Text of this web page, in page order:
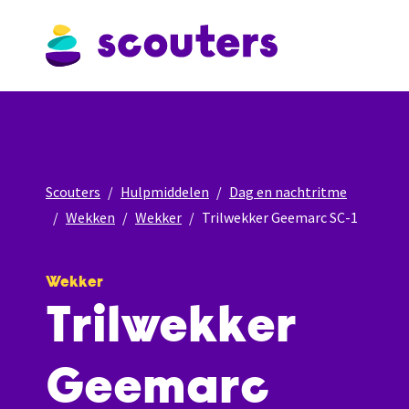
Scouters Hulpmiddelen
Dag en nachtritme
Wekken
Wekker Trilwekker Geemarc SC-1
Wekker
Trilwekker
Geemarc